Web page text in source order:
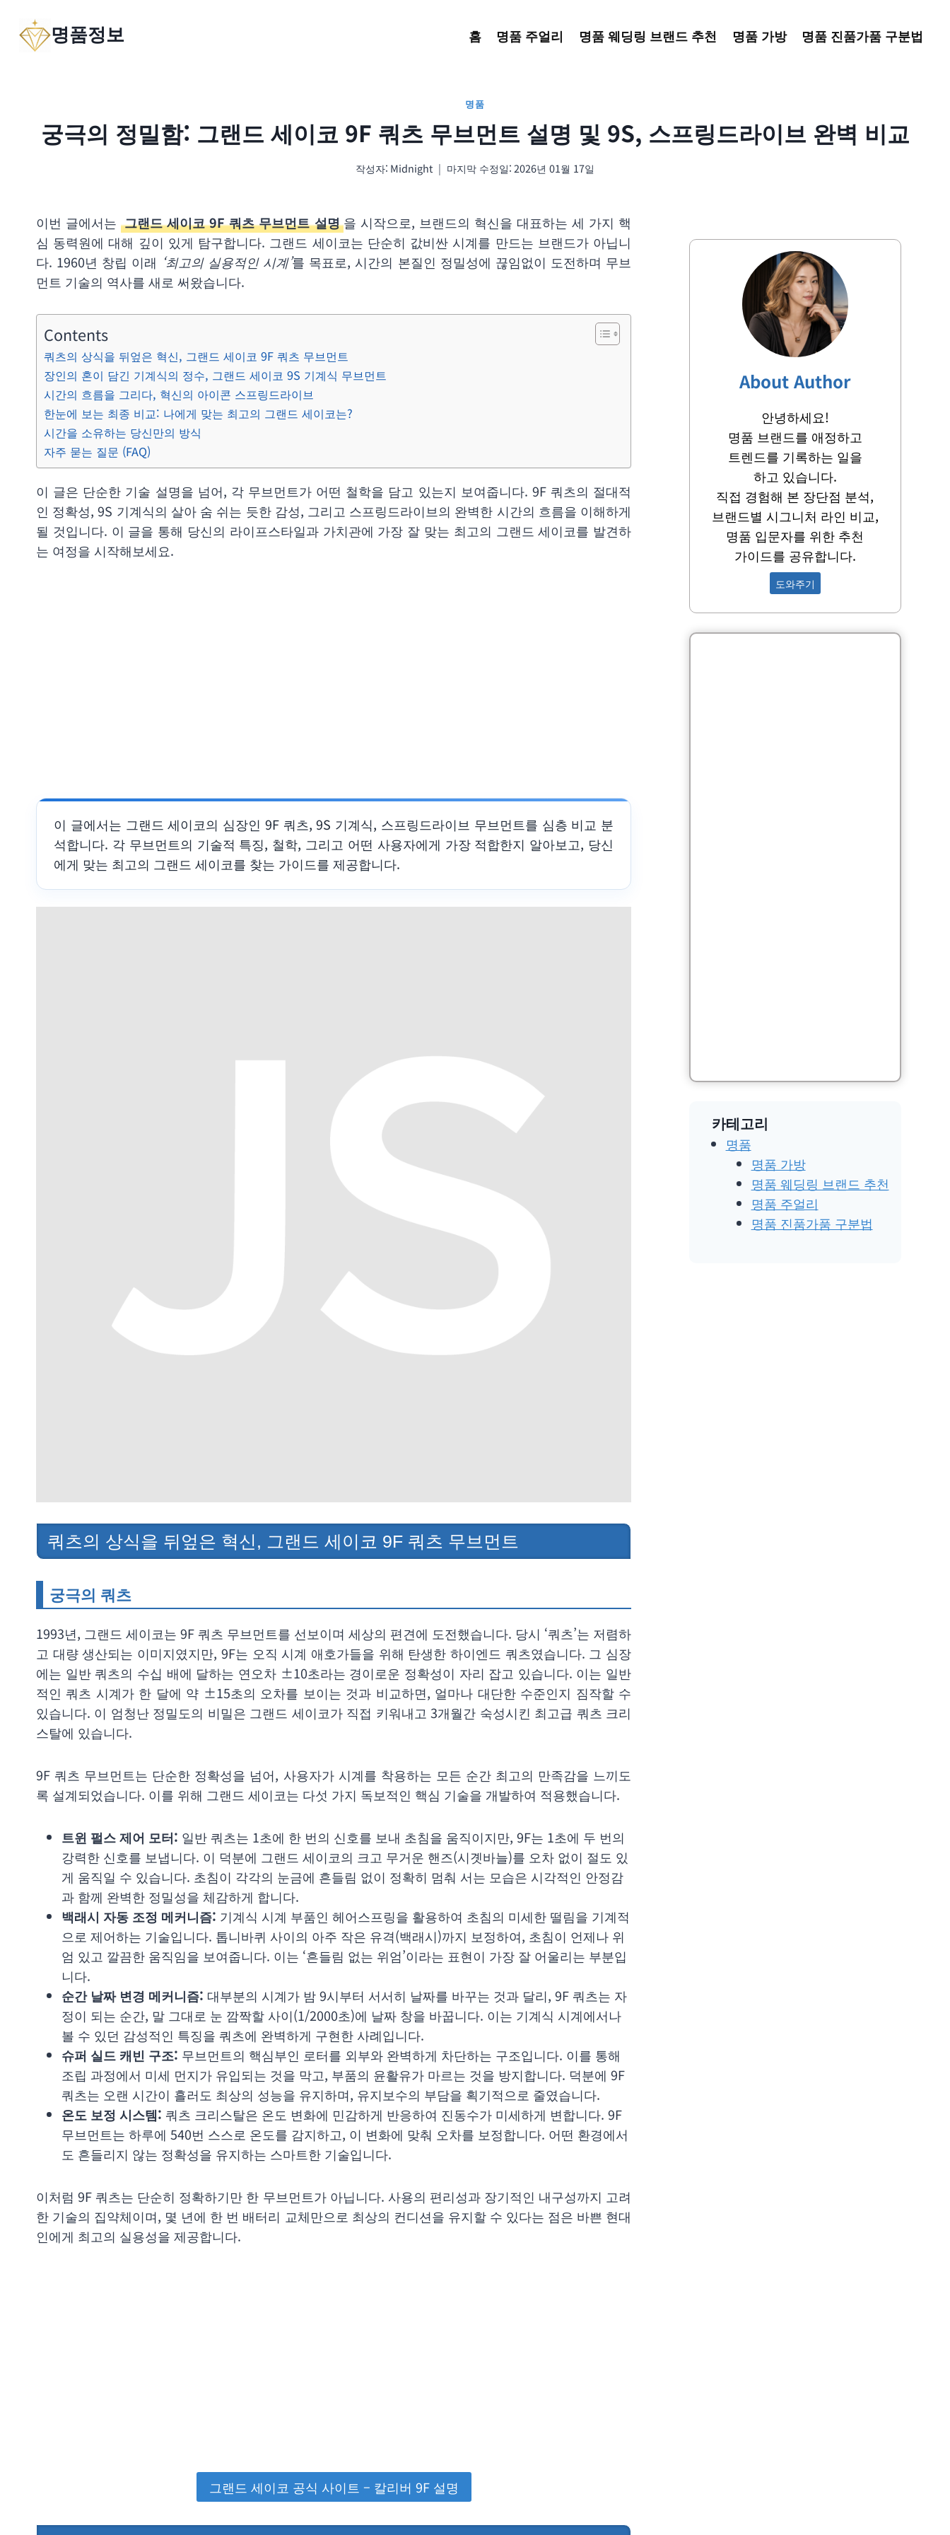
content
명품정보 홈 명품 주얼리 명품 웨딩링 브랜드 추천 명품 가방 명품 진품가품 구분법
명품
궁극의 정밀함: 그랜드 세이코 9F 쿼츠 무브먼트 설명 및 9S, 스프링드라이브 완벽 비교
작성자: Midnight 마지막 수정일:2026년 01월 17일
이번 글에서는그랜드 세이코 9F 쿼츠 무브먼트 설명을 시작으로, 브랜드의 혁신을 대표하는 세 가지 핵
심 동력원에 대해 깊이 있게 탐구합니다. 그랜드 세이코는 단순히 값비싼 시계를 만드는 브랜드가 아닙니
다. 1960년 창립 이래 ‘최고의 실용적인 시계’를 목표로, 시간의 본질인 정밀성에 끊임없이 도전하며 무브
먼트 기술의 역사를 새로 써왔습니다.
Contents
쿼츠의 상식을 뒤엎은 혁신, 그랜드 세이코 9F 쿼츠 무브먼트
장인의 혼이 담긴 기계식의 정수, 그랜드 세이코 9S 기계식 무브먼트
시간의 흐름을 그리다, 혁신의 아이콘 스프링드라이브
한눈에 보는 최종 비교: 나에게 맞는 최고의 그랜드 세이코는?
시간을 소유하는 당신만의 방식
자주 묻는 질문 (FAQ)
이 글은 단순한 기술 설명을 넘어, 각 무브먼트가 어떤 철학을 담고 있는지 보여줍니다. 9F 쿼츠의 절대적
인 정확성, 9S 기계식의 살아 숨 쉬는 듯한 감성, 그리고 스프링드라이브의 완벽한 시간의 흐름을 이해하게
될 것입니다. 이 글을 통해 당신의 라이프스타일과 가치관에 가장 잘 맞는 최고의 그랜드 세이코를 발견하
는 여정을 시작해보세요.
이 글에서는 그랜드 세이코의 심장인 9F 쿼츠, 9S 기계식, 스프링드라이브 무브먼트를 심층 비교 분
석합니다. 각 무브먼트의 기술적 특징, 철학, 그리고 어떤 사용자에게 가장 적합한지 알아보고, 당신
에게 맞는 최고의 그랜드 세이코를 찾는 가이드를 제공합니다.
쿼츠의 상식을 뒤엎은 혁신, 그랜드 세이코 9F 쿼츠 무브먼트
궁극의 쿼츠
1993년, 그랜드 세이코는 9F 쿼츠 무브먼트를 선보이며 세상의 편견에 도전했습니다. 당시 ‘쿼츠’는 저렴하
고 대량 생산되는 이미지였지만, 9F는 오직 시계 애호가들을 위해 탄생한 하이엔드 쿼츠였습니다. 그 심장
에는 일반 쿼츠의 수십 배에 달하는 연오차 ±10초라는 경이로운 정확성이 자리 잡고 있습니다. 이는 일반
적인 쿼츠 시계가 한 달에 약 ±15초의 오차를 보이는 것과 비교하면, 얼마나 대단한 수준인지 짐작할 수
있습니다. 이 엄청난 정밀도의 비밀은 그랜드 세이코가 직접 키워내고 3개월간 숙성시킨 최고급 쿼츠 크리
스탈에 있습니다.
9F 쿼츠 무브먼트는 단순한 정확성을 넘어, 사용자가 시계를 착용하는 모든 순간 최고의 만족감을 느끼도
록 설계되었습니다. 이를 위해 그랜드 세이코는 다섯 가지 독보적인 핵심 기술을 개발하여 적용했습니다.
트윈 펄스 제어 모터: 일반 쿼츠는 1초에 한 번의 신호를 보내 초침을 움직이지만, 9F는 1초에 두 번의
강력한 신호를 보냅니다. 이 덕분에 그랜드 세이코의 크고 무거운 핸즈(시곗바늘)를 오차 없이 절도 있
게 움직일 수 있습니다. 초침이 각각의 눈금에 흔들림 없이 정확히 멈춰 서는 모습은 시각적인 안정감
과 함께 완벽한 정밀성을 체감하게 합니다.
백래시 자동 조정 메커니즘: 기계식 시계 부품인 헤어스프링을 활용하여 초침의 미세한 떨림을 기계적
으로 제어하는 기술입니다. 톱니바퀴 사이의 아주 작은 유격(백래시)까지 보정하여, 초침이 언제나 위
엄 있고 깔끔한 움직임을 보여줍니다. 이는 ‘흔들림 없는 위엄’이라는 표현이 가장 잘 어울리는 부분입
니다.
순간 날짜 변경 메커니즘: 대부분의 시계가 밤 9시부터 서서히 날짜를 바꾸는 것과 달리, 9F 쿼츠는 자
정이 되는 순간, 말 그대로 눈 깜짝할 사이(1/2000초)에 날짜 창을 바꿉니다. 이는 기계식 시계에서나
볼 수 있던 감성적인 특징을 쿼츠에 완벽하게 구현한 사례입니다.
슈퍼 실드 캐빈 구조: 무브먼트의 핵심부인 로터를 외부와 완벽하게 차단하는 구조입니다. 이를 통해
조립 과정에서 미세 먼지가 유입되는 것을 막고, 부품의 윤활유가 마르는 것을 방지합니다. 덕분에 9F
쿼츠는 오랜 시간이 흘러도 최상의 성능을 유지하며, 유지보수의 부담을 획기적으로 줄였습니다.
온도 보정 시스템: 쿼츠 크리스탈은 온도 변화에 민감하게 반응하여 진동수가 미세하게 변합니다. 9F
무브먼트는 하루에 540번 스스로 온도를 감지하고, 이 변화에 맞춰 오차를 보정합니다. 어떤 환경에서
도 흔들리지 않는 정확성을 유지하는 스마트한 기술입니다.
이처럼 9F 쿼츠는 단순히 정확하기만 한 무브먼트가 아닙니다. 사용의 편리성과 장기적인 내구성까지 고려
한 기술의 집약체이며, 몇 년에 한 번 배터리 교체만으로 최상의 컨디션을 유지할 수 있다는 점은 바쁜 현대
인에게 최고의 실용성을 제공합니다.
그랜드 세이코 공식 사이트 – 칼리버 9F 설명
About Author
안녕하세요!
명품 브랜드를 애정하고
트렌드를 기록하는 일을
하고 있습니다.
직접 경험해 본 장단점 분석,
브랜드별 시그니처 라인 비교,
명품 입문자를 위한 추천
가이드를 공유합니다.
도와주기
카테고리
명품
명품 가방
명품 웨딩링 브랜드 추천
명품 주얼리
명품 진품가품 구분법